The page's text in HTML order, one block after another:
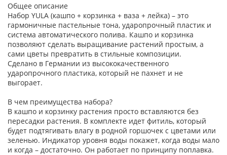
Общее описание
Набор YULA (кашпо + корзинка + ваза + лейка) – это
гармоничные пастельные тона, ударопрочный пластик и
система автоматического полива. Кашпо и корзинка
позволяют сделать выращивание растений простым, а
сами цветы превратить в стильные композиции.
Сделано в Германии из высококачественного
ударопрочного пластика, который не пахнет и не
выгорает.
В чем преимущества набора?
В кашпо и корзинку растения просто вставляются без
пересадки растения. В комплекте идет фитиль, который
будет подтягивать влагу в родной горшочек с цветами или
зеленью. Индикатор уровня воды покажет, когда воды мало
и когда – достаточно. Он работает по принципу поплавка.